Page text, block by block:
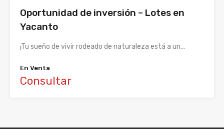
Oportunidad de inversión – Lotes en
Yacanto
¡Tu sueño de vivir rodeado de naturaleza está a un…
En Venta
Consultar